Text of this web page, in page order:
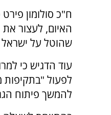
ח"כ סולומון
האיום, לעצור את
שהוטל על
עוד הדגיש כי
לפעול "בתקיפות
להמשך פיתוח